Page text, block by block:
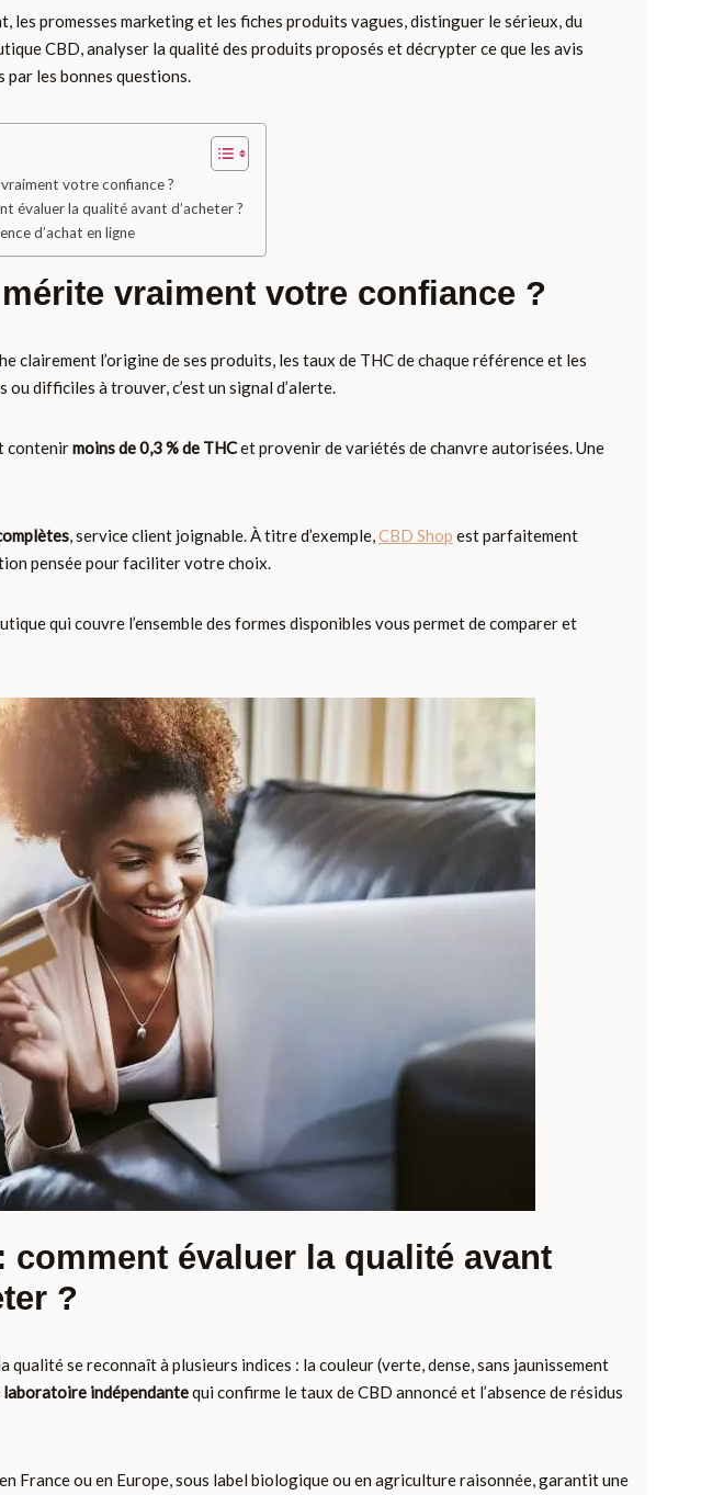
les promesses marketing et les fiches produits vagues, distinguer le sérieux, du
CBD, analyser la qualité des produits proposés et décrypter ce que les avis
par les bonnes questions.
votre confiance ?
évaluer la qualité avant d’acheter ?
d’achat en ligne
vraiment votre confiance ?
clairement l’origine de ses produits, les taux de THC de chaque référence et les
difficiles à trouver, c’est un signal d’alerte.
contenirmoins de 0,3 % de THCet provenir de variétés de chanvre autorisées. Une
, service client joignable. À titre d’exemple,CBD Shop est parfaitement
pensée pour faciliter votre choix.
qui couvre l’ensemble des formes disponibles vous permet de comparer et
évaluer la qualité avant
?
se reconnaît à plusieurs indices : la couleur (verte, dense, sans jaunissement
laboratoire indépendantequi confirme le taux de CBD annoncé et l’absence de résidus
France ou en Europe, sous label biologique ou en agriculture raisonnée, garantit une